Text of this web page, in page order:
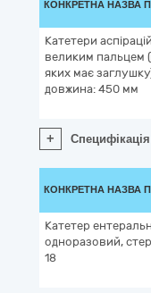
КОНКРЕТНА НАЗВА
Катетери
великим пальцем
яких має
довжина: 450 мм
+
КОНКРЕТНА НАЗВА
Катетер
одноразовий,
18